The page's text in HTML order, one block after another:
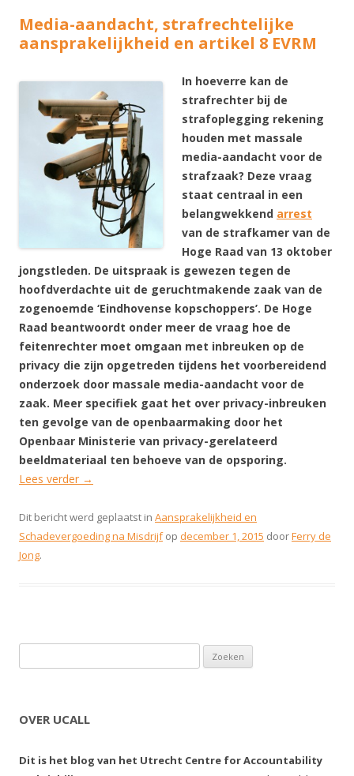
Media-aandacht, strafrechtelijke
aansprakelijkheid en artikel 8 EVRM
In hoeverre kan de
strafrechter bij de
strafoplegging rekening
houden met massale
media-aandacht voor de
strafzaak? Deze vraag
staat centraal in een
belangwekkend arrest
van de strafkamer van de
Hoge Raad van 13 oktober
jongstleden. De uitspraak is gewezen tegen de
hoofdverdachte uit de geruchtmakende zaak van de
zogenoemde ‘Eindhovense kopschoppers’. De Hoge
Raad beantwoordt onder meer de vraag hoe de
feitenrechter moet omgaan met inbreuken op de
privacy die zijn opgetreden tijdens het voorbereidend
onderzoek door massale media-aandacht voor de
zaak. Meer specifiek gaat het over privacy-inbreuken
ten gevolge van de openbaarmaking door het
Openbaar Ministerie van privacy-gerelateerd
beeldmateriaal ten behoeve van de opsporing.
Lees verder →
Dit bericht werd geplaatst in Aansprakelijkheid en
Schadevergoeding na Misdrijfop december 1, 2015 doorFerry de
Jong.
OVER UCALL
Dit is het blog van het Utrecht Centre for Accountability